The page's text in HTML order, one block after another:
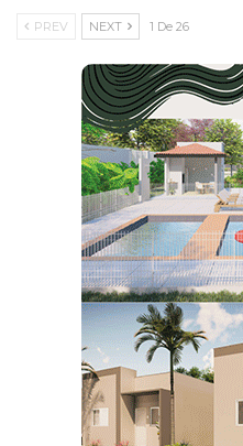
PREV NEXT 1 De 26